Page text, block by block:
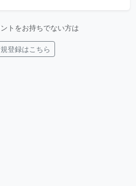
トをお持ちでない方は
登録はこちら